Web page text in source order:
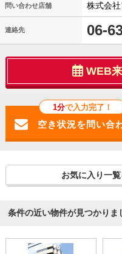
問い合わせ店舗 株式会
連絡先 06-
WEB
1分で入力完了！
お気に入り一
条件の近い物件が見つかりま